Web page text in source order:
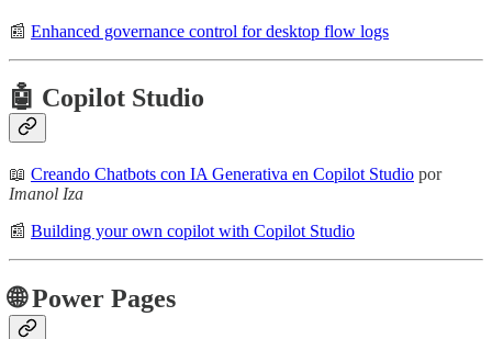
📰 Enhanced governance control for desktop flow logs
🤖 Copilot Studio
📖 Creando Chatbots con IA Generativa en Copilot Studio por
Imanol Iza
📰 Building your own copilot with Copilot Studio
🌐 Power Pages